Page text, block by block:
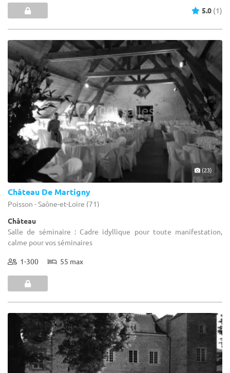
5.0 (1)
(23)
Château De Martigny
Poisson - Saône-et-Loire (71)
Château
Salle de séminaire : Cadre idyllique pour toute manifestation,
calme pour vos séminaires
1-300 55 max